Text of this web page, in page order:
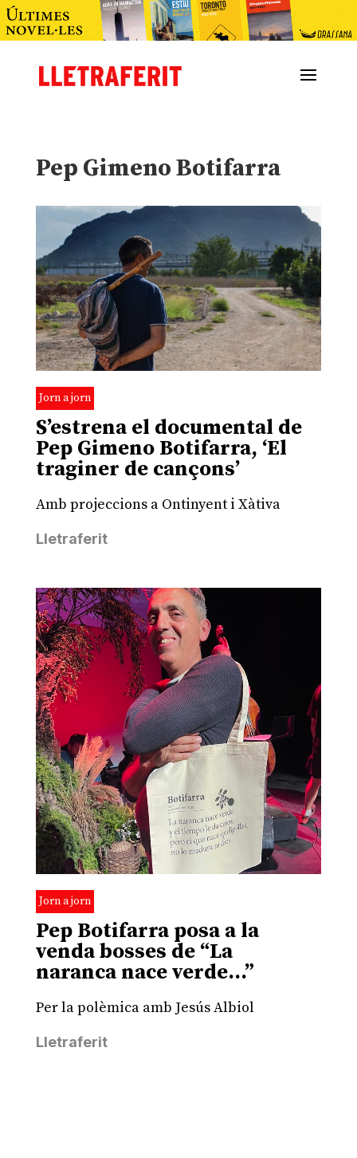
Pep Gimeno Botifarra
Jorn a jorn
S’estrena el documental de
Pep Gimeno Botifarra, ‘El
traginer de cançons’
Amb projeccions a Ontinyent i Xàtiva
Lletraferit
Jorn a jorn
Pep Botifarra posa a la
venda bosses de “La
naranca nace verde…”
Per la polèmica amb Jesús Albiol
Lletraferit